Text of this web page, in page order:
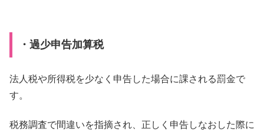
・過少申告加算税
法人税や所得税を少なく申告した場合に課される罰金で
す。
税務調査で間違いを指摘され、正しく申告しなおした際に